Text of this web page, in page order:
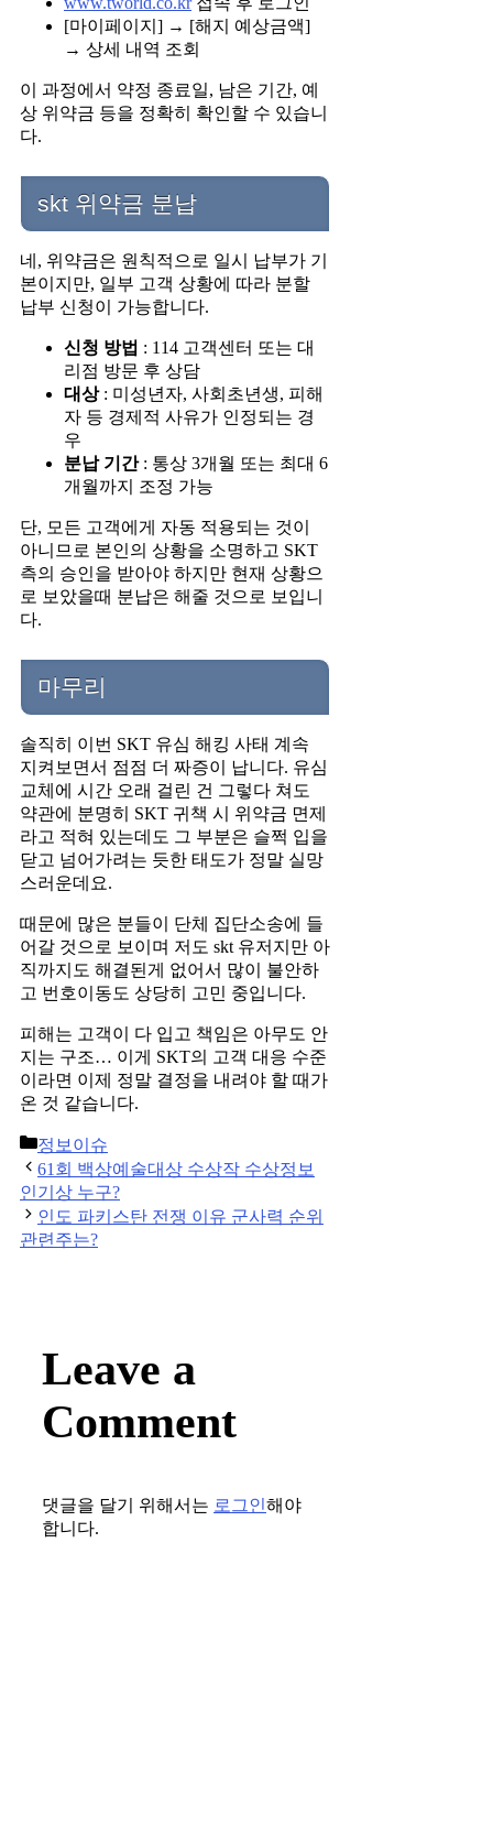
[마이페이지] → [해지 예상금액]
→ 상세 내역 조회
이 과정에서 약정 종료일, 남은 기간, 예
상 위약금 등을 정확히 확인할 수 있습니
다.
skt 위약금 분납
네, 위약금은 원칙적으로 일시 납부가 기
본이지만, 일부 고객 상황에 따라 분할
납부 신청이 가능합니다.
신청 방법 : 114 고객센터 또는 대
리점 방문 후 상담
대상: 미성년자, 사회초년생, 피해
자 등 경제적 사유가 인정되는 경
우
분납 기간: 통상 3개월 또는 최대 6
개월까지 조정 가능
단, 모든 고객에게 자동 적용되는 것이
아니므로 본인의 상황을 소명하고 SKT
측의 승인을 받아야 하지만 현재 상황으
로 보았을때 분납은 해줄 것으로 보입니
다.
마무리
솔직히 이번 SKT 유심 해킹 사태 계속
지켜보면서 점점 더 짜증이 납니다. 유심
교체에 시간 오래 걸린 건 그렇다 쳐도
약관에 분명히 SKT 귀책 시 위약금 면제
라고 적혀 있는데도 그 부분은 슬쩍 입을
닫고 넘어가려는 듯한 태도가 정말 실망
스러운데요.
때문에 많은 분들이 단체 집단소송에 들
어갈 것으로 보이며 저도 skt 유저지만 아
직까지도 해결된게 없어서 많이 불안하
고 번호이동도 상당히 고민 중입니다.
피해는 고객이 다 입고 책임은 아무도 안
지는 구조… 이게 SKT의 고객 대응 수준
이라면 이제 정말 결정을 내려야 할 때가
온 것 같습니다.
Categories
정보이슈
Post
navigation
61회 백상예술대상 수상작 수상정보
인기상 누구?
인도 파키스탄 전쟁 이유 군사력 순위
관련주는?
Leave a
Comment
댓글을 달기 위해서는 로그인해야
합니다.